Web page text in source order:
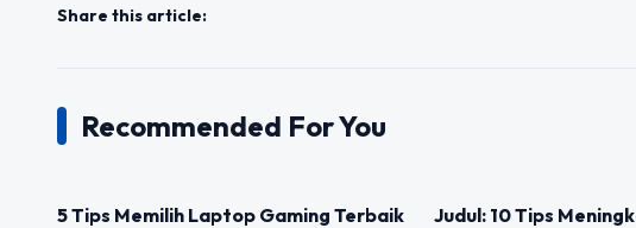
Share this article:
Recommended For You
5 Tips Memilih Laptop Gaming Terbaik
Judul: 10 Tips